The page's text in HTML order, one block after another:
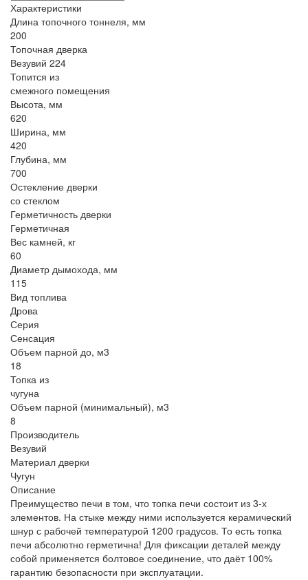
Характеристики
Длина топочного тоннеля, мм
200
Топочная дверка
Везувий 224
Топится из
смежного помещения
Высота, мм
620
Ширина, мм
420
Глубина, мм
700
Остекление дверки
со стеклом
Герметичность дверки
Герметичная
Вес камней, кг
60
Диаметр дымохода, мм
115
Вид топлива
Дрова
Серия
Сенсация
Объем парной до, м3
18
Топка из
чугуна
Объем парной (минимальный), м3
8
Производитель
Везувий
Материал дверки
Чугун
Описание
Преимущество печи в том, что топка печи состоит из 3-х
элементов. На стыке между ними используется керамический
шнур с рабочей температурой 1200 градусов. То есть топка
печи абсолютно герметична! Для фиксации деталей между
собой применяется болтовое соединение, что даёт 100%
гарантию безопасности при эксплуатации.